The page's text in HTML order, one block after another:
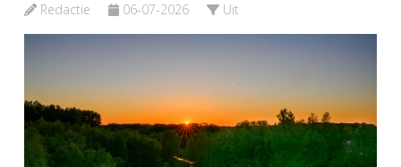
Redactie 06-07-2026 Uit